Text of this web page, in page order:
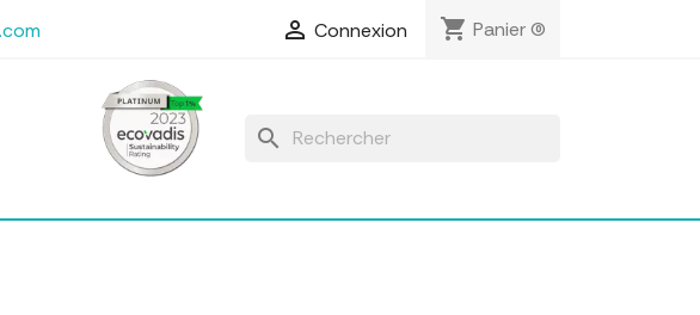
 Connexion shopping_cart Panier(0)
search